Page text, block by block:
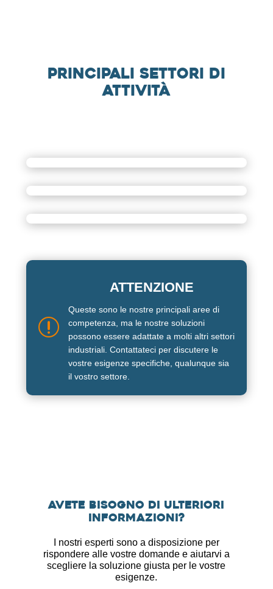
Principali settori di
attività
r
ATTENZIONE
Queste sono le nostre principali aree di
competenza, ma le nostre soluzioni
possono essere adattate a molti altri settori
industriali. Contattateci per discutere le
vostre esigenze specifiche, qualunque sia
il vostro settore.
Avete bisogno di ulteriori
informazioni?
I nostri esperti sono a disposizione per
rispondere alle vostre domande e aiutarvi a
scegliere la soluzione giusta per le vostre
esigenze.